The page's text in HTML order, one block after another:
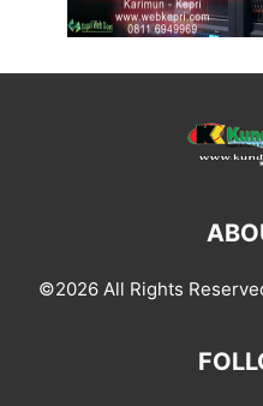
©2026 All Rights